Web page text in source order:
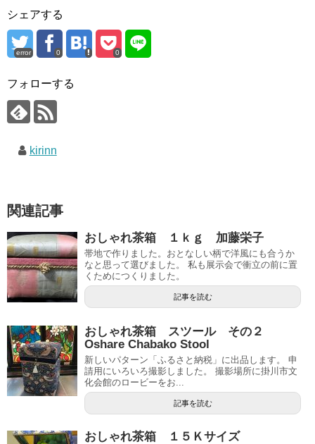
シェアする
error 0 0
フォローする
kirinn
関連記事
おしゃれ茶箱 １ｋｇ 加藤栄子
帯地で作りました。おとなしい柄で洋風にも合うか
なと思って選びました。 私も展示会で衝立の前に置
くためにつくりました。
記事を読む
おしゃれ茶箱 スツール その２
Oshare Chabako Stool
新しいパターン「ふるさと納税」に出品します。 申
請用にいろいろ撮影しました。 撮影場所に掛川市文
化会館のロービーをお...
記事を読む
おしゃれ茶箱 １５Ｋサイズ